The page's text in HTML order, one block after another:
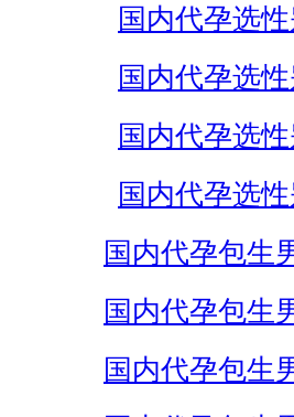
国内代孕选
国内代孕选
国内代孕选
国内代孕选性
国内代孕包生
国内代孕包生
国内代孕包生